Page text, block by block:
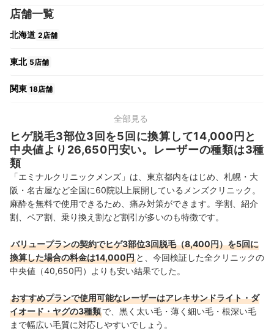
店舗一覧
北海道 2店舗
東北 5店舗
関東 18店舗
関西 10店舗
中国・四国
九州・沖縄 12店舗
全部見る
ヒゲ脱毛3部位3回を5回に換算して14,000円と
中央値より26,650円安い。レーザーの種類は3種
類
「エミナルクリニックメンズ」は、東京都内をはじめ、札幌・大
阪・名古屋など全国に60院以上展開しているメンズクリニック。
麻酔を無料で使用できるため、痛み対策ができます。学割、紹介
割、ペア割、乗り換え割など割引が多いのも特徴です。
バリュープランの契約でヒゲ3部位3回脱毛（8,400円）を5回に
換算した場合の料金は14,000円 と、今回検証した全クリニックの
中央値（40,650円）よりも安い結果でした。
おすすめプランで使用可能なレーザーはアレキサンドライト・ダ
イオード・ヤグの3種類で、黒く太い毛・薄く細い毛・根深い毛
まで幅広い毛質に対応しやすいでしょう。